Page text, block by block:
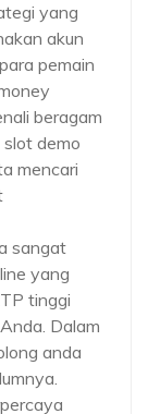
yang
akun
pemain
beragam
demo
mencari
sangat
yang
tinggi
Dalam
anda